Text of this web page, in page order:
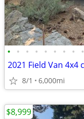
• • • • • • • • •
8/1 6,000mi
$8,999